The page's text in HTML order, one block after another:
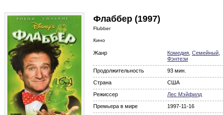
Флаббер (1997)
Flubber
Кино
Жанр Комедия Семейный
Фэнтези
Продолжительность
93 мин.
Страна
США
Режиссер
Лес Мэйфилд
Премьера в мире
1997-11-16